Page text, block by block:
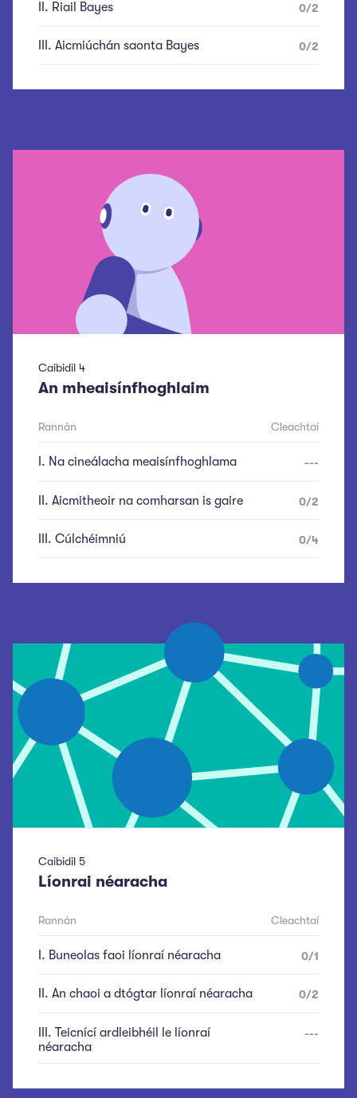
. Riail Bayes 0/2
. Aicmiúchán saonta Bayes 0/2
Caibidil 4
An mheaisínfhoghlaim
Rannán Cleachtaí
. Na cineálacha meaisínfhoghlama ---
. Aicmitheoir na comharsan is gaire 0/2
. Cúlchéimniú 0/4
Caibidil 5
Líonrai néaracha
Rannán Cleachtaí
. Buneolas faoi líonraí néaracha 0/1
. An chaoi a dtógtar líonraí néaracha 0/2
. Teicnící ardleibhéil le líonraí
néaracha
---